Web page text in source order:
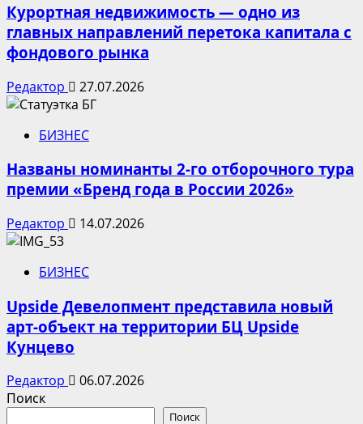
Курортная недвижимость — одно из
главных направлений перетока капитала с
фондового рынка
Редактор 27.07.2026
БИЗНЕС
Названы номинанты 2-го отборочного тура
премии «Бренд года в России 2026»
Редактор 14.07.2026
БИЗНЕС
Upside Девелопмент представила новый
арт-объект на территории БЦ Upside
Кунцево
Редактор
06.07.2026
Поиск
Поиск